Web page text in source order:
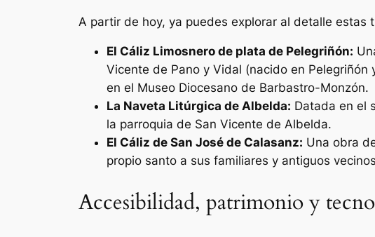
A partir de hoy, ya puedes explorar al detalle
El Cáliz Limosnero de plata de Pelegriñón:
Vicente de Pano y Vidal (nacido en
en el Museo Diocesano de Barbastro-Monzón.
La Naveta Litúrgica de Albelda: Datada en el
la parroquia de San Vicente de Albelda.
El Cáliz de San José de Calasanz: Una obra
propio santo a sus familiares y antiguos
Accesibilidad, patrimonio y